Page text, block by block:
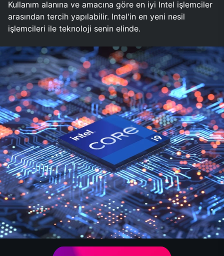
Kullanım alanına ve amacına göre en iyi Intel işlemciler
arasından tercih yapılabilir. Intel'in en yeni nesil
işlemcileri ile teknoloji senin elinde.